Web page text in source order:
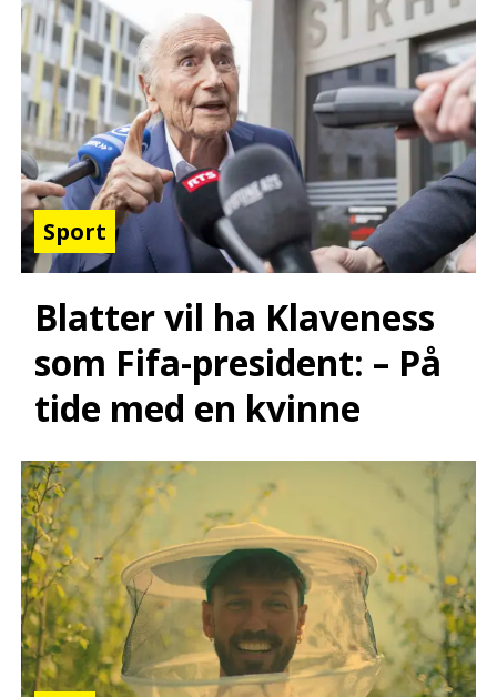
Sport
Blatter vil ha Klaveness
som Fifa-president: – På
tide med en kvinne